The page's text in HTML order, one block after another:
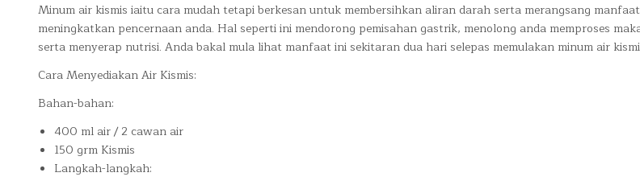
Minum air kismis iaitu cara mudah tetapi berkesan untuk membersihkan aliran darah serta merangsang
meningkatkan pencernaan anda. Hal seperti ini mendorong pemisahan gastrik, menolong anda memproses
serta menyerap nutrisi. Anda bakal mula lihat manfaat ini sekitaran dua hari selepas memulakan minum air
Cara Menyediakan Air Kismis:
Bahan-bahan:
400 ml air / 2 cawan air
150 grm Kismis
Langkah-langkah: